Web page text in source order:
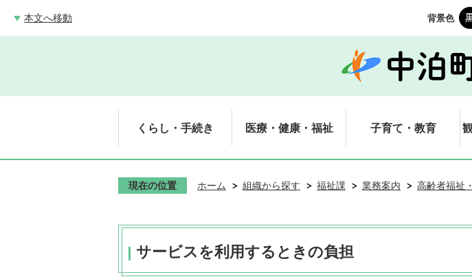
本文へ移動 背景色
くらし・手続き 医療・健康・福祉 子育て・教育
現在の位置 ホーム 組織から探す 福祉課 業務案内 高齢者福祉
サービスを利用するときの負担